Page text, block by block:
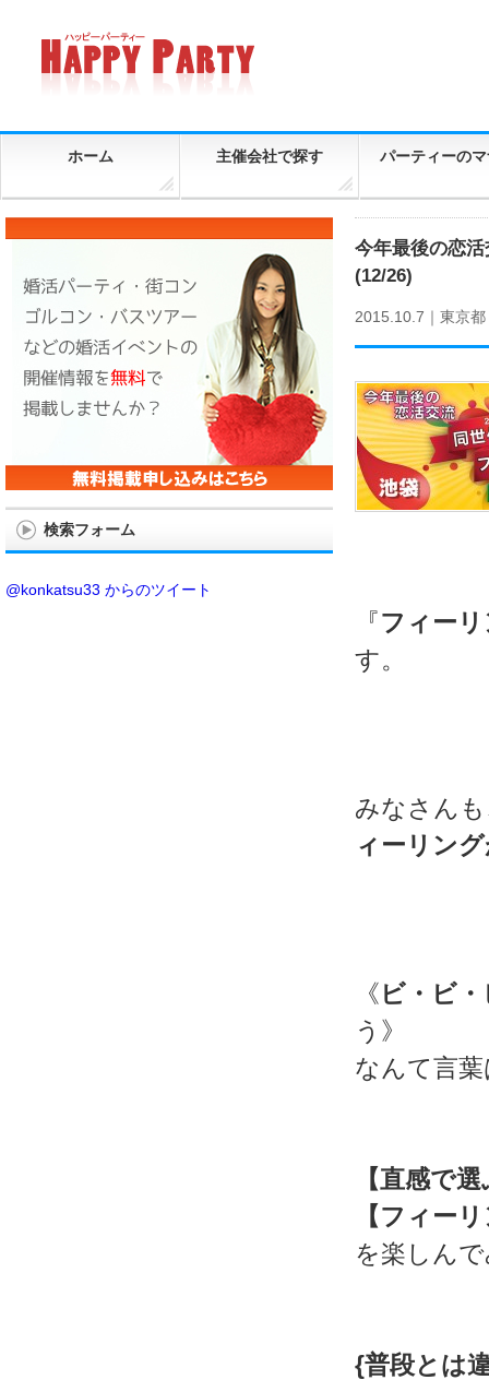
ホーム 主催会社で探す パーティーの
今年最後の恋
(12/26)
2015.10.7｜ 東京都
『フィー
す。
みなさん
ィーリン
《ビ・ビ
う》
なんて言
【直感で
【フィー
を楽しん
{普段とは
検索フォーム
@konkatsu33 からのツイート